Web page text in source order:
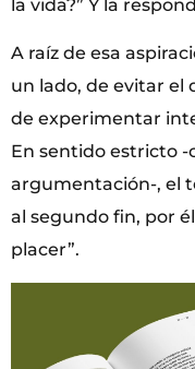
la vida?” Y la
A raíz de esa
un lado, de evitar el
de experimentar
En sentido estricto -
argumentación-, el
al segundo fin, por
placer”.